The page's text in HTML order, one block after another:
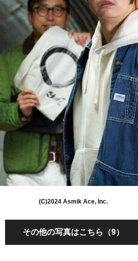
(C)2024 Asmik Ace, Inc.
その他の写真はこちら（9）